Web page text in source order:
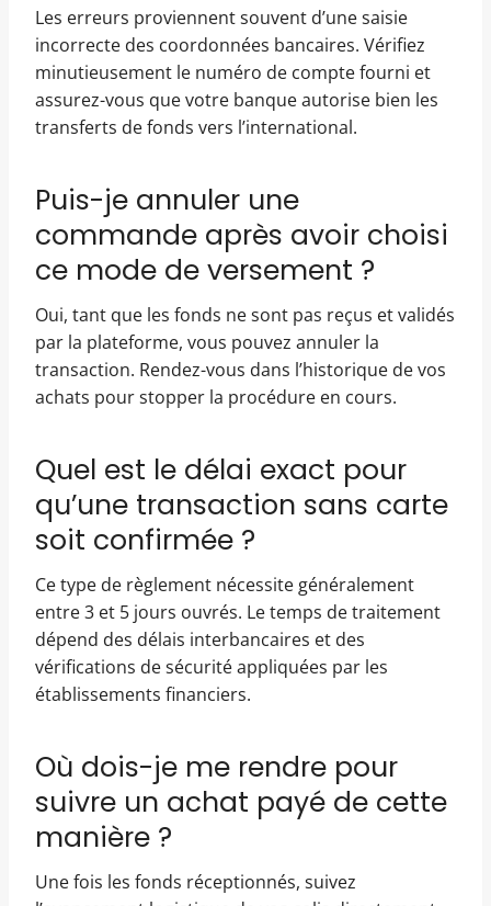
Les erreurs proviennent souvent d’une saisie
incorrecte des coordonnées bancaires. Vérifiez
minutieusement le numéro de compte fourni et
assurez-vous que votre banque autorise bien les
transferts de fonds vers l’international.
Puis-je annuler une
commande après avoir choisi
ce mode de versement ?
Oui, tant que les fonds ne sont pas reçus et validés
par la plateforme, vous pouvez annuler la
transaction. Rendez-vous dans l’historique de vos
achats pour stopper la procédure en cours.
Quel est le délai exact pour
qu’une transaction sans carte
soit confirmée ?
Ce type de règlement nécessite généralement
entre 3 et 5 jours ouvrés. Le temps de traitement
dépend des délais interbancaires et des
vérifications de sécurité appliquées par les
établissements financiers.
Où dois-je me rendre pour
suivre un achat payé de cette
manière ?
Une fois les fonds réceptionnés, suivez